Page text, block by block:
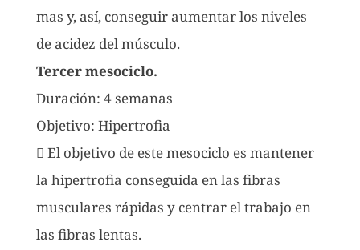
mas y, así, conseguir aumentar los niveles
de acidez del músculo.
Tercer mesociclo.
Duración: 4 semanas
Objetivo: Hipertrofia
 El objetivo de este mesociclo es mantener
la hipertrofia conseguida en las fibras
musculares rápidas y centrar el trabajo en
las fibras lentas.